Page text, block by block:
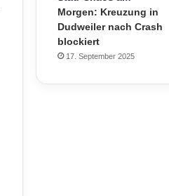
Morgen: Kreuzung in
Dudweiler nach Crash
blockiert
17. September 2025